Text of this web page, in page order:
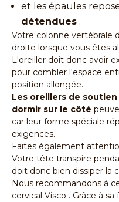
et les épaules
détendues .
Votre colonne vertébrale
droite lorsque vous êtes
L'oreiller doit donc avoir
pour combler l'espace
position allongée.
Les oreillers de
dormir sur le côté
car leur forme spéciale
exigences.
Faites également
Votre tête transpire
doit donc bien dissiper la
Nous recommandons à
cervical Visco . Grâce à